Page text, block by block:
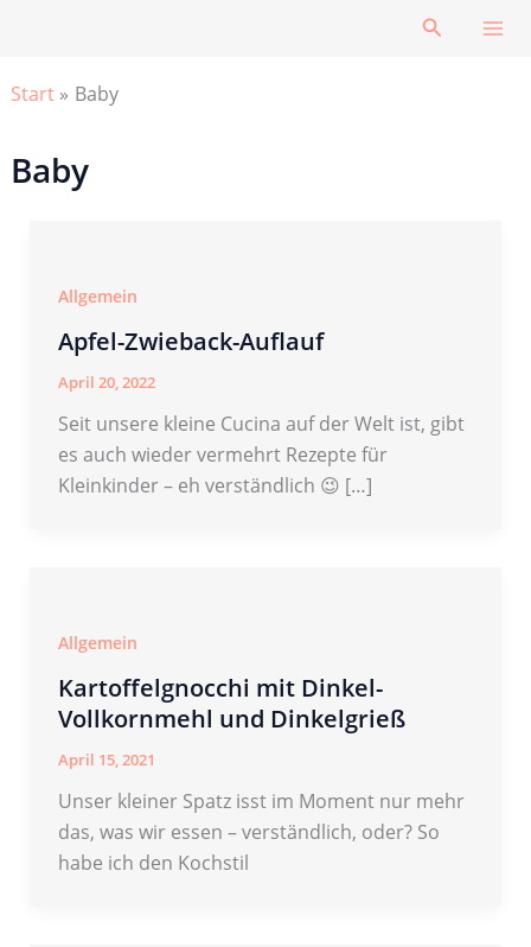
Suchen
Start Baby
Baby
Allgemein
Apfel-Zwieback-Auflauf
April 20, 2022
Seit unsere kleine Cucina auf der Welt ist, gibt
es auch wieder vermehrt Rezepte für
Kleinkinder – eh verständlich 😉 […]
Allgemein
Kartoffelgnocchi mit Dinkel-
Vollkornmehl und Dinkelgrieß
April 15, 2021
Unser kleiner Spatz isst im Moment nur mehr
das, was wir essen – verständlich, oder? So
habe ich den Kochstil